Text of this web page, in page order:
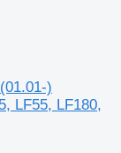
)
LF55, LF180,